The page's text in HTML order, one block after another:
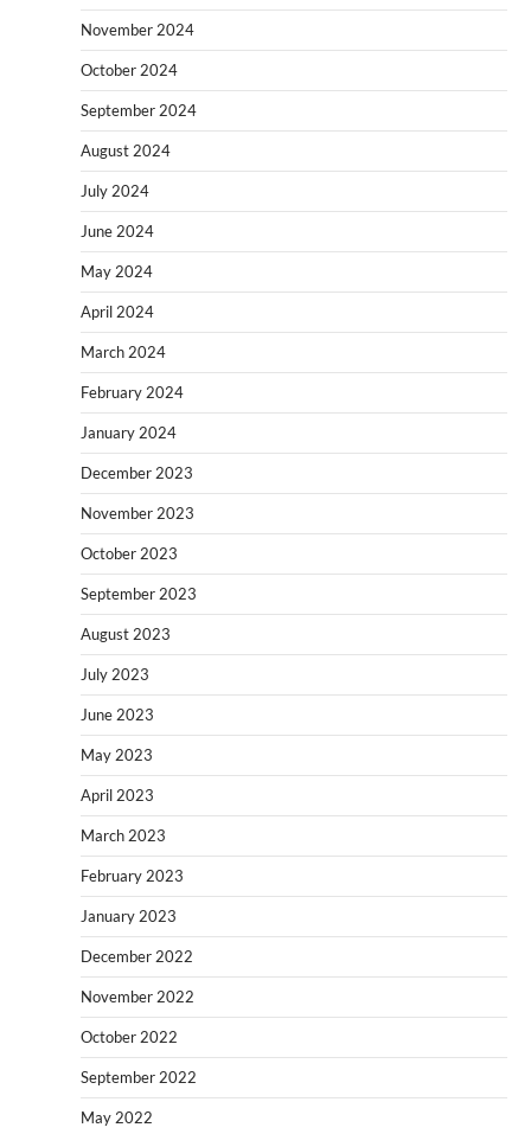
November 2024
October 2024
September 2024
August 2024
July 2024
June 2024
May 2024
April 2024
March 2024
February 2024
January 2024
December 2023
November 2023
October 2023
September 2023
August 2023
July 2023
June 2023
May 2023
April 2023
March 2023
February 2023
January 2023
December 2022
November 2022
October 2022
September 2022
May 2022